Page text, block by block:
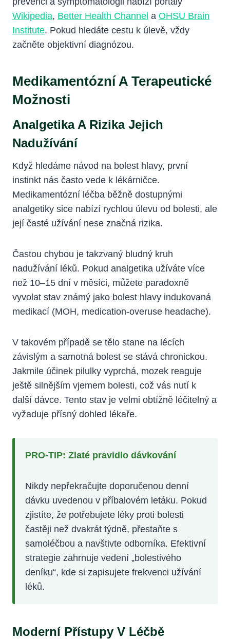
Wikipedia, Better Health Channel a OHSU Brain
Institute. Pokud hledáte cestu k úlevě, vždy
začněte objektivní diagnózou.
Medikamentózní A Terapeutické
Možnosti
Analgetika A Rizika Jejich
Nadužívání
Když hledáme návod na bolest hlavy, první
instinkt nás často vede k lékárničce.
Medikamentózní léčba běžně dostupnými
analgetiky sice nabízí rychlou úlevu od bolesti, ale
její časté užívání nese značná rizika.
Častou chybou je takzvaný bludný kruh
nadužívání léků. Pokud analgetika užíváte více
než 10–15 dní v měsíci, můžete paradoxně
vyvolat stav známý jako bolest hlavy indukovaná
medikací (MOH, medication-overuse headache).
V takovém případě se tělo stane na lécích
závislým a samotná bolest se stává chronickou.
Jakmile účinek pilulky vyprchá, mozek reaguje
ještě silnějším vjemem bolesti, což vás nutí k
další dávce. Tento stav je velmi obtížně léčitelný a
vyžaduje přísný dohled lékaře.
PRO-TIP: Zlaté pravidlo dávkování
Nikdy nepřekračujte doporučenou denní
dávku uvedenou v příbalovém letáku. Pokud
zjistíte, že potřebujete léky proti bolesti
častěji než dvakrát týdně, přestaňte s
samoléčbou a navštivte odborníka. Efektivní
strategie zahrnuje vedení „bolestivého
deníku“, kde si zapisujete frekvenci užívání
léků.
Moderní Přístupy V Léčbě